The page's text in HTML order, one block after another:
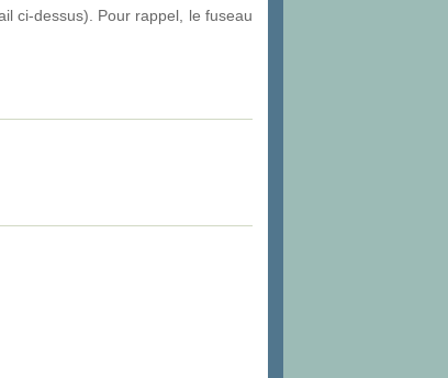
ci-dessus). Pour rappel, le fuseau